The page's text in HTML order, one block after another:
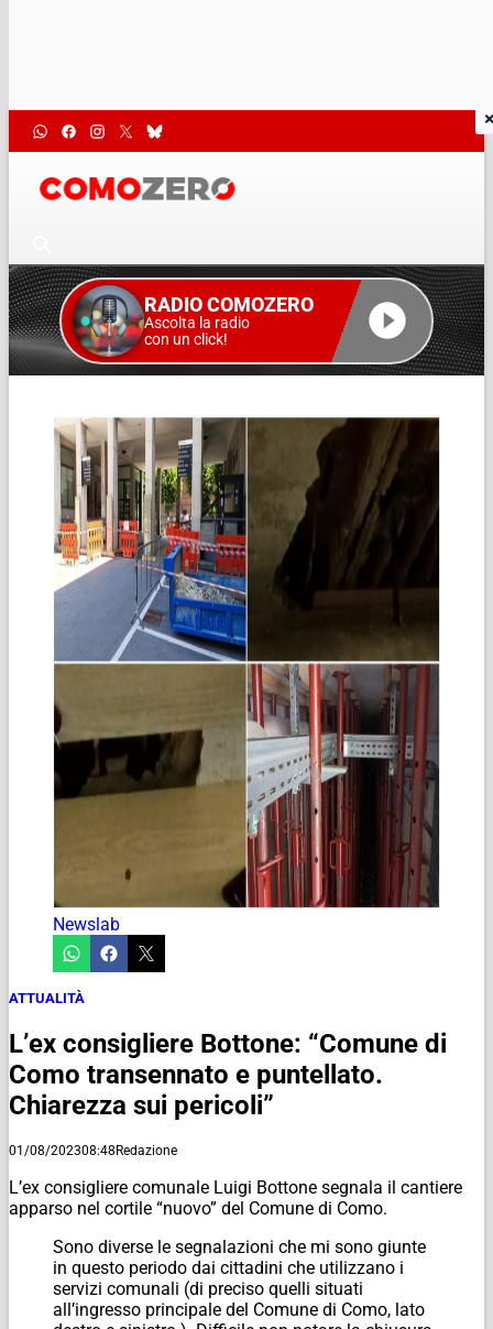
RADIO COMOZERO
Ascolta la radio
con un click!
Newslab
ATTUALITÀ
L’ex consigliere Bottone: “Comune di
Como transennato e puntellato.
Chiarezza sui pericoli”
01/08/202308:48Redazione
L’ex consigliere comunale Luigi Bottone segnala il cantiere
apparso nel cortile “nuovo” del Comune di Como.
Sono diverse le segnalazioni che mi sono giunte
in questo periodo dai cittadini che utilizzano i
servizi comunali (di preciso quelli situati
all’ingresso principale del Comune di Como, lato